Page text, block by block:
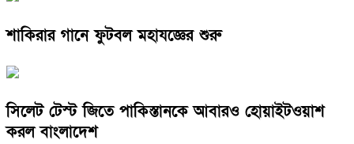
শাকিরার গানে ফুটবল মহাযজ্ঞের শুরু
সিলেট টেস্ট জিতে পাকিস্তানকে আবারও হোয়াইটওয়াশ
করল বাংলাদেশ